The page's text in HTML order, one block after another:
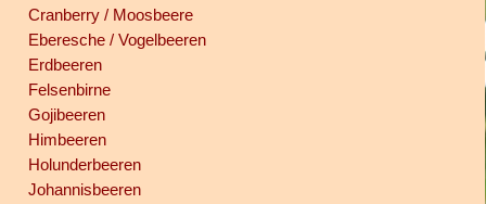
Cranberry / Moosbeere
Eberesche / Vogelbeeren
Erdbeeren
Felsenbirne
Gojibeeren
Himbeeren
Holunderbeeren
Johannisbeeren